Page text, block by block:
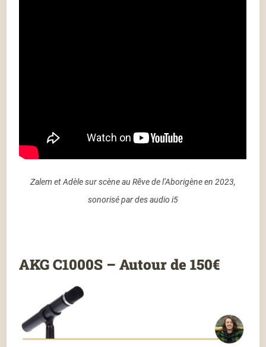
Zalem et Adèle sur scène au Rêve de l’Aborigène en 2023,
sonorisé par des audio i5
AKG C1000S – Autour de 150€